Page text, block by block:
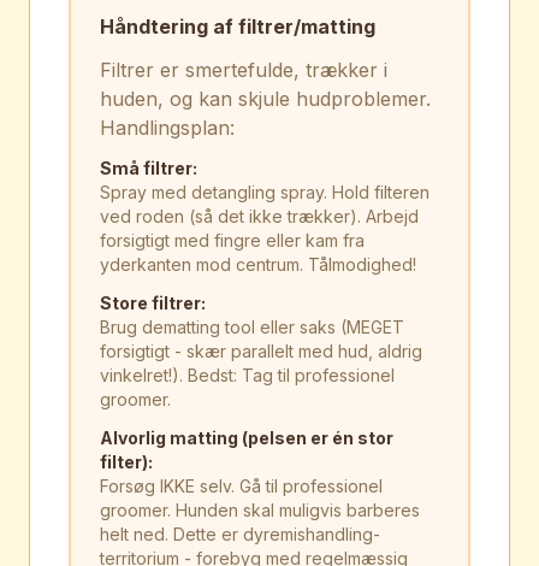
Håndtering af filtrer/matting
Filtrer er smertefulde, trækker i
huden, og kan skjule hudproblemer.
Handlingsplan:
Små filtrer:
Spray med detangling spray. Hold filteren
ved roden (så det ikke trækker). Arbejd
forsigtigt med fingre eller kam fra
yderkanten mod centrum. Tålmodighed!
Store filtrer:
Brug dematting tool eller saks (MEGET
forsigtigt - skær parallelt med hud, aldrig
vinkelret!). Bedst: Tag til professionel
groomer.
Alvorlig matting (pelsen er én stor
filter):
Forsøg IKKE selv. Gå til professionel
groomer. Hunden skal muligvis barberes
helt ned. Dette er dyremishandling-
territorium - forebyg med regelmæssig